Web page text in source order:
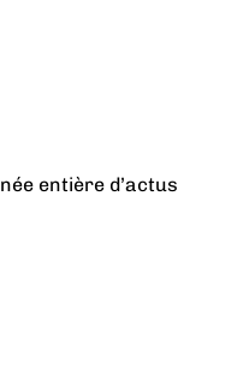
entière d’actus